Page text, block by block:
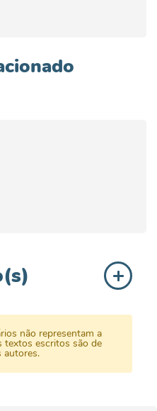
não representam a
textos escritos são de
autores.